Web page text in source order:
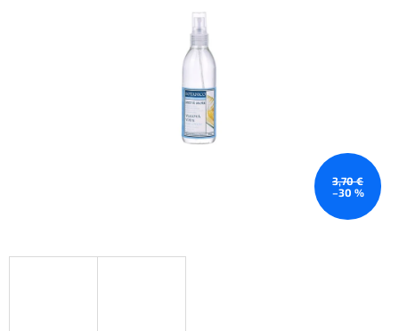
hviezdičiek.
3,70 €
–30 %